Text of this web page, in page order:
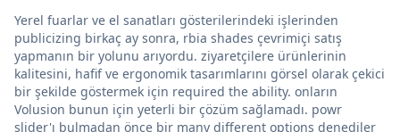
Yerel fuarlar ve el sanatları gösterilerindeki işlerinden
publicizing birkaç ay sonra, rbia shades çevrimiçi satış
yapmanın bir yolunu arıyordu. ziyaretçilere ürünlerinin
kalitesini, hafif ve ergonomik tasarımlarını görsel olarak çekici
bir şekilde göstermek için required the ability. onların
Volusion bunun için yeterli bir çözüm sağlamadı. powr
slider'ı bulmadan önce bir many different options denediler